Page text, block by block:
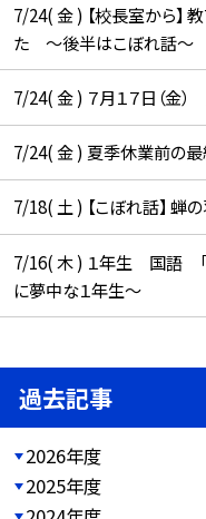
7/24( 金 ) 【校長室から】
た ～後半はこぼれ話～
7/24( 金 ) ７月１７日（金
7/24( 金 ) 夏季休業前の
7/18( 土 ) 【こぼれ話】 蝉
7/16( 木 ) １年生 国語 「
に夢中な１年生～
過去記事
2026年度
2025年度